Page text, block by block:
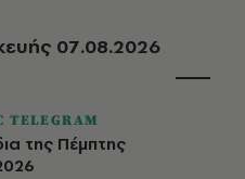
07.08.2026
TELEGRAM
της Πέμπτης